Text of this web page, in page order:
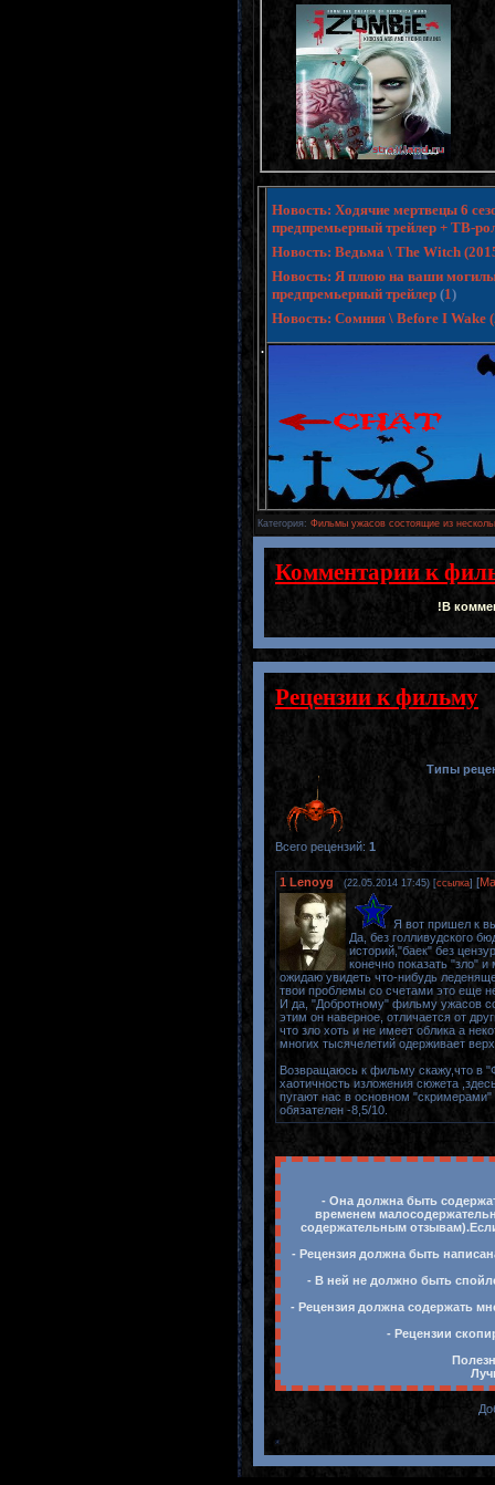
.
Новость: Ходячие мертвецы 6
предпремьерный трейлер + ТВ-
Новость: Ведьма \ The Witch
Новость: Я плюю на ваши
предпремьерный трейлер (1)
Новость: Сомния \ Before I Wake
Категория: Фильмы ужасов состоящие из
Комментарии к
!В
Рецензии к фильму
Типы
Всего рецензий: 1
1 Lenoyg (22.05.2014 17:45) [ссылка] [
Я вот пришел к
Да, без голливудского
историй,"баек" без
конечно показать "зло"
ожидаю увидеть что-нибудь
твои проблемы со счетами это еще
И да, "Добротному" фильму ужасов
этим он наверное, отличается от
что зло хоть и не имеет облика а
многих тысячелетий одерживает
Возвращаюсь к фильму скажу,что в
хаотичность изложения сюжета
пугают нас в основном
обязателен -8,5/10.
- Она должна быть
временем
содержательным
- Рецензия должна быть
- В ней не должно быть
- Рецензия должна содержать
- Рецензии